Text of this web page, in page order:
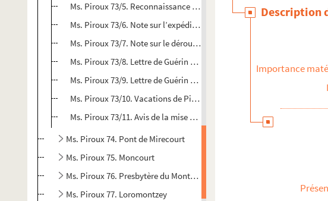
Ms. Piroux 73/5. Reconnaissance de dette à Piroux
Ms. Piroux 73/6. Note sur l’expédition du procès verbal de la visite
Ms. Piroux 73/7. Note sur le déroulé des démarches de Piroux à la
Ms. Piroux 73/8. Lettre de Guérin Le Cadet
Ms. Piroux 73/9. Lettre de Guérin Le Cadet
Ms. Piroux 73/10. Vacations de Piroux et Boulainville
Ms. Piroux 73/11. Avis de la mise en vente de la maison de ferme de
Ms. Piroux 74. Pont de Mirecourt
Ms. Piroux 75. Moncourt
Ms. Piroux 76. Presbytère du Mont (Mont-sur-Meurthe)
Ms. Piroux 77. Loromontzey
Description
Importance